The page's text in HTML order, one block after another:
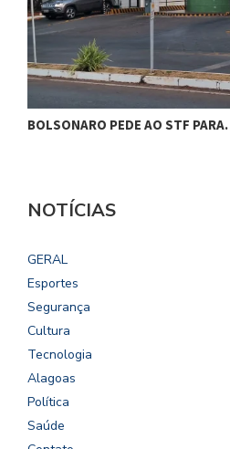
BOLSONARO PEDE AO STF
NOTÍCIAS
GERAL
Esportes
Segurança
Cultura
Tecnologia
Alagoas
Política
Saúde